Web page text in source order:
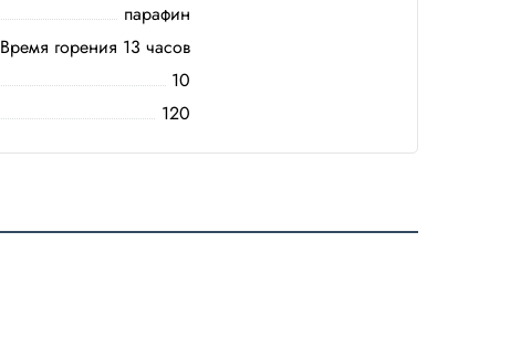
парафин
Время горения 13 часов
10
120